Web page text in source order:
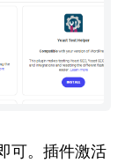
可。插件激活